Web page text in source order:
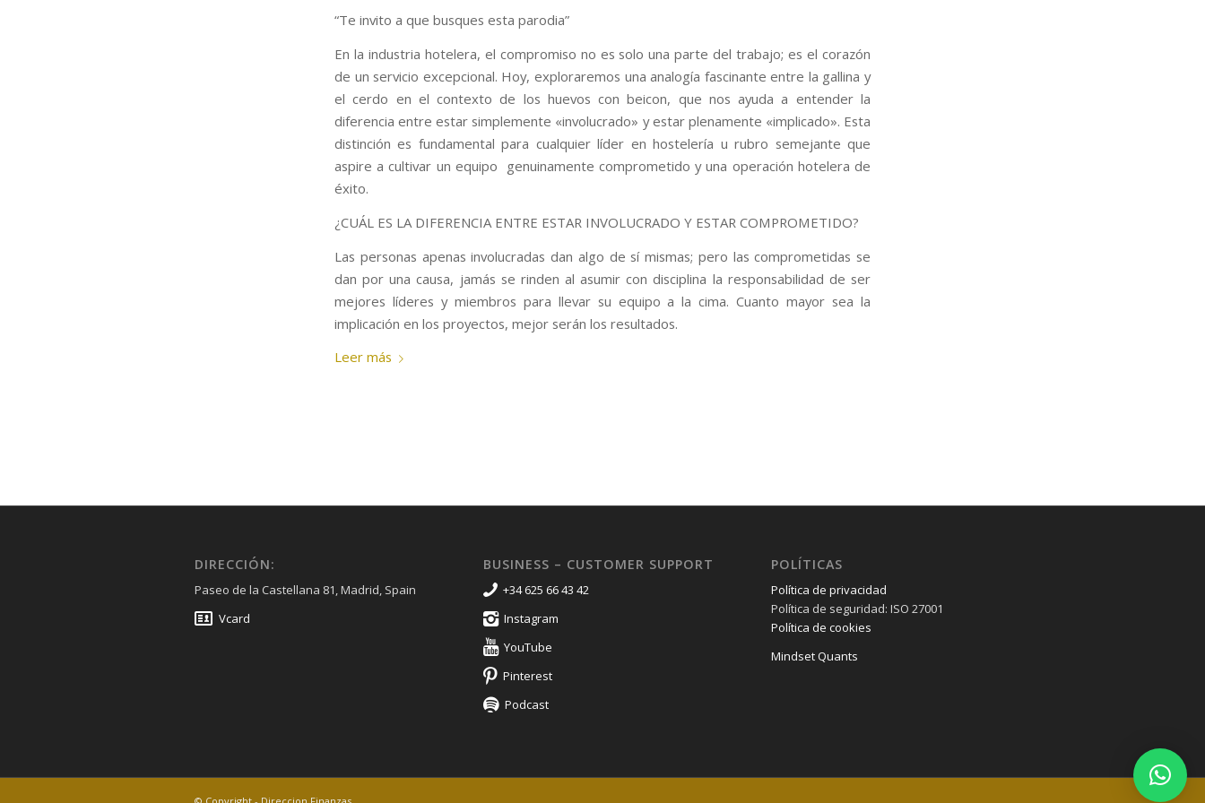
“Te invito a que busques esta parodia”
En la industria hotelera, el compromiso no es solo una parte del trabajo; es el corazón
de un servicio excepcional. Hoy, exploraremos una analogía fascinante entre la gallina y
el cerdo en el contexto de los huevos con beicon, que nos ayuda a entender la
diferencia entre estar simplemente «involucrado» y estar plenamente «implicado». Esta
distinción es fundamental para cualquier líder en hostelería u rubro semejante que
aspire a cultivar un equipo genuinamente comprometido y una operación hotelera de
éxito.
¿CUÁL ES LA DIFERENCIA ENTRE ESTAR INVOLUCRADO Y ESTAR COMPROMETIDO?
Las personas apenas involucradas dan algo de sí mismas; pero las comprometidas se
dan por una causa, jamás se rinden al asumir con disciplina la responsabilidad de ser
mejores líderes y miembros para llevar su equipo a la cima. Cuanto mayor sea la
implicación en los proyectos, mejor serán los resultados.
Leer más
DIRECCIÓN:
Paseo de la Castellana 81, Madrid, Spain
Vcard
BUSINESS – CUSTOMER SUPPORT
+34 625 66 43 42
Instagram
YouTube
Pinterest
Podcast
POLÍTICAS
Política de privacidad
Política de seguridad: ISO 27001
Política de cookies
Mindset Quants